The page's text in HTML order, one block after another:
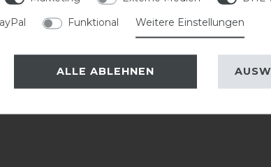
Funktional Weitere Einstellungen
ALLE ABLEHNEN